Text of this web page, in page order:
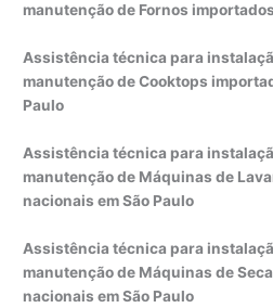
manutenção de Fornos
Assistência técnica para
manutenção de Cooktops
Paulo
Assistência técnica para
manutenção de Máquinas de
nacionais em São Paulo
Assistência técnica para
manutenção de Máquinas de
nacionais em São Paulo